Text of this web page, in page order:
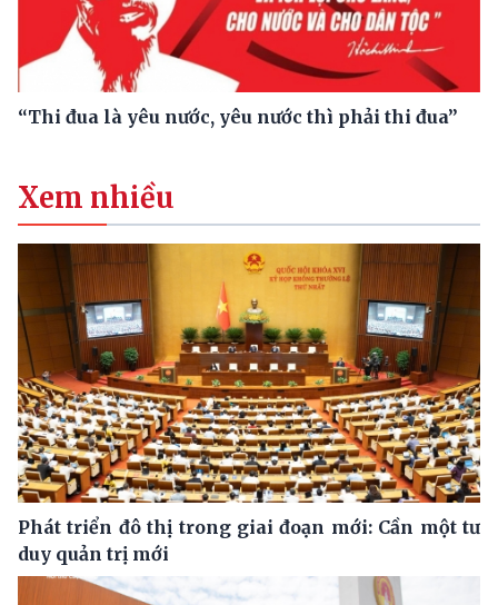
“Thi đua là yêu nước, yêu nước thì phải thi đua”
Xem nhiều
Phát triển đô thị trong giai đoạn mới: Cần một tư
duy quản trị mới